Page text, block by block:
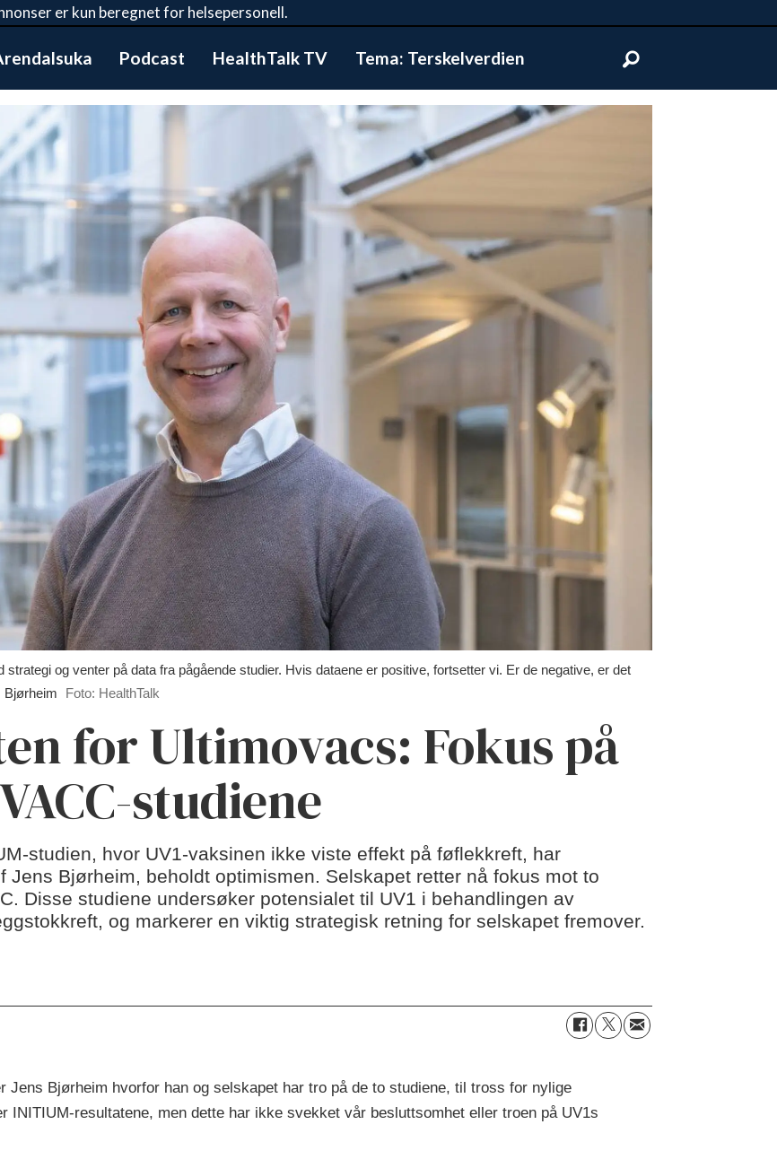
er kun beregnet for helsepersonell.
Podcast HealthTalk TV Tema: Terskelverdien
og venter på data fra pågående studier. Hvis dataene er positive, fortsetter vi. Er de negative, er det
Bjørheim
Foto: HealthTalk
for Ultimovacs: Fokus på
studiene
studien, hvor UV1-vaksinen ikke viste effekt på føflekkreft, har
Bjørheim, beholdt optimismen. Selskapet retter nå fokus mot to
Disse studiene undersøker potensialet til UV1 i behandlingen av
og markerer en viktig strategisk retning for selskapet fremover.
Jens Bjørheim hvorfor han og selskapet har tro på de to studiene, til tross for nylige
INITIUM-resultatene, men dette har ikke svekket vår besluttsomhet eller troen på UV1s